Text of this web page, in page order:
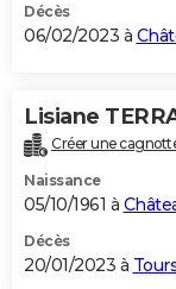
Décès
06/02/2023 à
Lisiane
Créer une
Naissance
05/10/1961 à
Décès
20/01/2023 à